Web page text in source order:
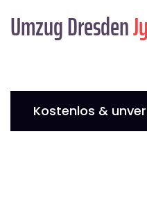
Umzug Dresden
Kostenlos &